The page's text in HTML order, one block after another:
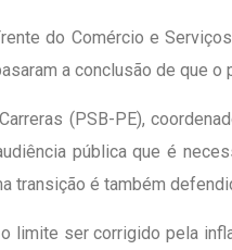
do Comércio e
a conclusão de que o
(PSB-PE),
pública que é
transição é também
limite ser corrigido pela